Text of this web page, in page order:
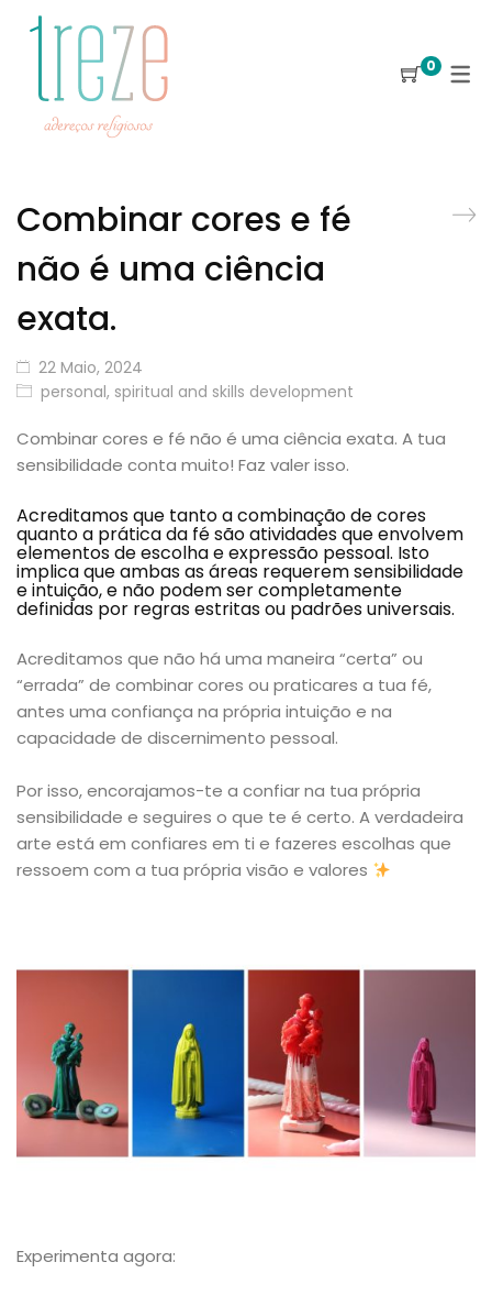
0
Combinar cores e fé
não é uma ciência
exata.
22 Maio, 2024
personal, spiritual and skills development
Combinar cores e fé não é uma ciência exata. A tua
sensibilidade conta muito! Faz valer isso.
Acreditamos que tanto a combinação de cores
quanto a prática da fé são atividades que envolvem
elementos de escolha e expressão pessoal. Isto
implica que ambas as áreas requerem sensibilidade
e intuição, e não podem ser completamente
definidas por regras estritas ou padrões universais.
Acreditamos que não há uma maneira “certa” ou
“errada” de combinar cores ou praticares a tua fé,
antes uma confiança na própria intuição e na
capacidade de discernimento pessoal.
Por isso, encorajamos-te a confiar na tua própria
sensibilidade e seguires o que te é certo. A verdadeira
arte está em confiares em ti e fazeres escolhas que
ressoem com a tua própria visão e valores
Experimenta agora: